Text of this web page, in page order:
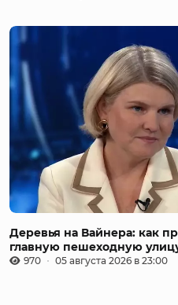
Деревья на Вайнера: как
главную пешеходную
970 05 августа 2026 в 23:00